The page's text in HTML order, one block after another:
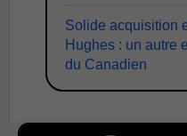
Solide acquisition
Hughes : un autre
du Canadien